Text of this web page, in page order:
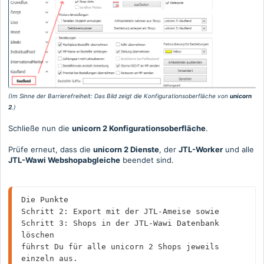
(Im Sinne der Barrierefreiheit: Das Bild zeigt die Konfigurationsoberfläche von unicorn
2 .)
Schließe nun die unicorn 2 Konfigurationsoberfläche.
Prüfe erneut, dass die unicorn 2 Dienste, der JTL-Worker und alle
JTL-Wawi Webshopabgleiche beendet sind.
Die Punkte
Schritt 2: Export mit der JTL-Ameise sowie
Schritt 3: Shops in der JTL-Wawi Datenbank
löschen
führst Du für alle unicorn 2 Shops jeweils
einzeln aus.